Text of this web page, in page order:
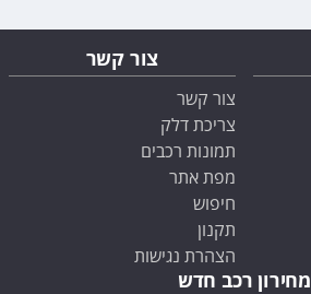
צור קשר
צור קשר
צריכת דלק
תמונות רכבים
מפת אתר
חיפוש
תקנון
הצהרת נגישות
מחירון רכב חדש